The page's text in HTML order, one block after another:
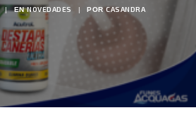
| ENNOVEDADES | PORCASANDRA